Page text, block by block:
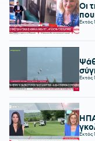
Οι
Εκτός
Εκτός
Εκτός